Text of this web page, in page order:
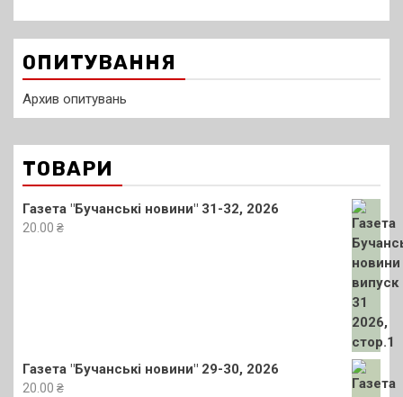
ОПИТУВАННЯ
Архив опитувань
ТОВАРИ
Газета "Бучанські новини" 31-32, 2026
20.00 ₴
Газета "Бучанські новини" 29-30, 2026
20.00 ₴